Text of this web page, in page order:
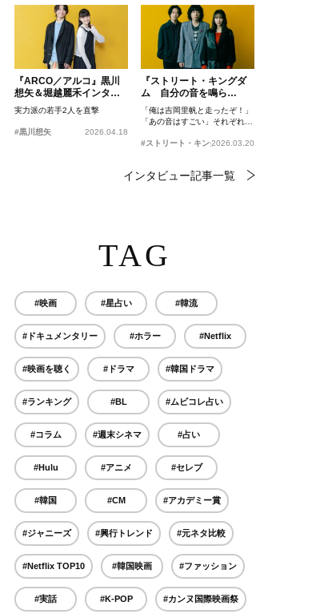
『ARCO／アルコ』黒川
想矢＆堀越麗禾インタビ
ュー
実力派の若手2人を直撃
#黒川想矢 2026.04.18
『ストリート・キングダ
ム 自分の音を鳴ら
せ。』峯田和伸、若葉竜
也、吉岡里帆インタビュ
ー
「俺は吉岡里帆と走ったぞ！」
「あの音はすごい」それぞれの
#ストリート・キングダム 自分の音を鳴らせ。
2026.03.20
インタビュー記事一覧
TAG
#映画 #星占い #韓流
#ドキュメンタリー #ホラー #Netflix
#映画を聴く #ドラマ #韓国ドラマ
#ランキング #BL #ムビコレ占い
#コラム #週末シネマ #占い
#Hulu #アニメ #セレブ
#韓国 #CM #アカデミー賞
#ジャニーズ #興行トレンド #元ネタ比較
#Netflix TOP10 #韓国映画 #ファッション
#実話 #K-POP #カンヌ国際映画祭